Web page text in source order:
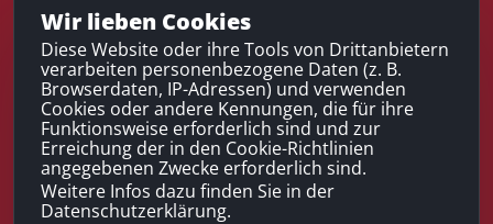
Experten / Netzwerk
Chatbot-Beispiele
Forum
Tipps
Kontakt
Login
Wir lieben Cookies
Diese Website oder ihre Tools von Drittanbietern
verarbeiten personenbezogene Daten (z. B.
Browserdaten, IP-Adressen) und verwenden
Cookies oder andere Kennungen, die für ihre
Funktionsweise erforderlich sind und zur
Erreichung der in den Cookie-Richtlinien
angegebenen Zwecke erforderlich sind.
Weitere Infos dazu finden Sie in der
Datenschutzerklärung.